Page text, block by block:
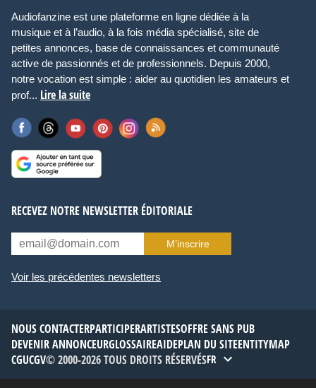
Audiofanzine est une plateforme en ligne dédiée à la
musique et à l’audio, à la fois média spécialisé, site de
petites annonces, base de connaissances et communauté
active de passionnés et de professionnels. Depuis 2000,
notre vocation est simple : aider au quotidien les amateurs et
prof... Lire la suite
RECEVEZ NOTRE NEWSLETTER ÉDITORIALE
M’inscrire
Voir les précédentes newsletters
NOUS CONTACTERPARTICIPERARTISTESOFFRE SANS PUB
DEVENIR ANNONCEURGLOSSAIREAIDEPLAN DU SITEENTITYMAP
CGUCGV© 2000-2026 TOUS DROITS RÉSERVÉSFR